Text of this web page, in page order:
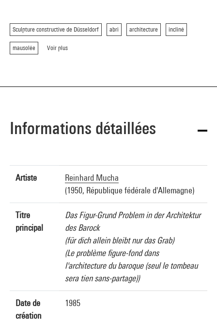
Sculpture constructive de Düsseldorf abri architecture incliné
mausolée Voir plus
Informations détaillées
Artiste
Reinhard Mucha
(1950, République fédérale d'Allemagne)
Titre
principal
Das Figur-Grund Problem in der Architektur
des Barock
(für dich allein bleibt nur das Grab)
(Le problème figure-fond dans
l'architecture du baroque (seul le tombeau
sera tien sans-partage))
Date de
création
1985